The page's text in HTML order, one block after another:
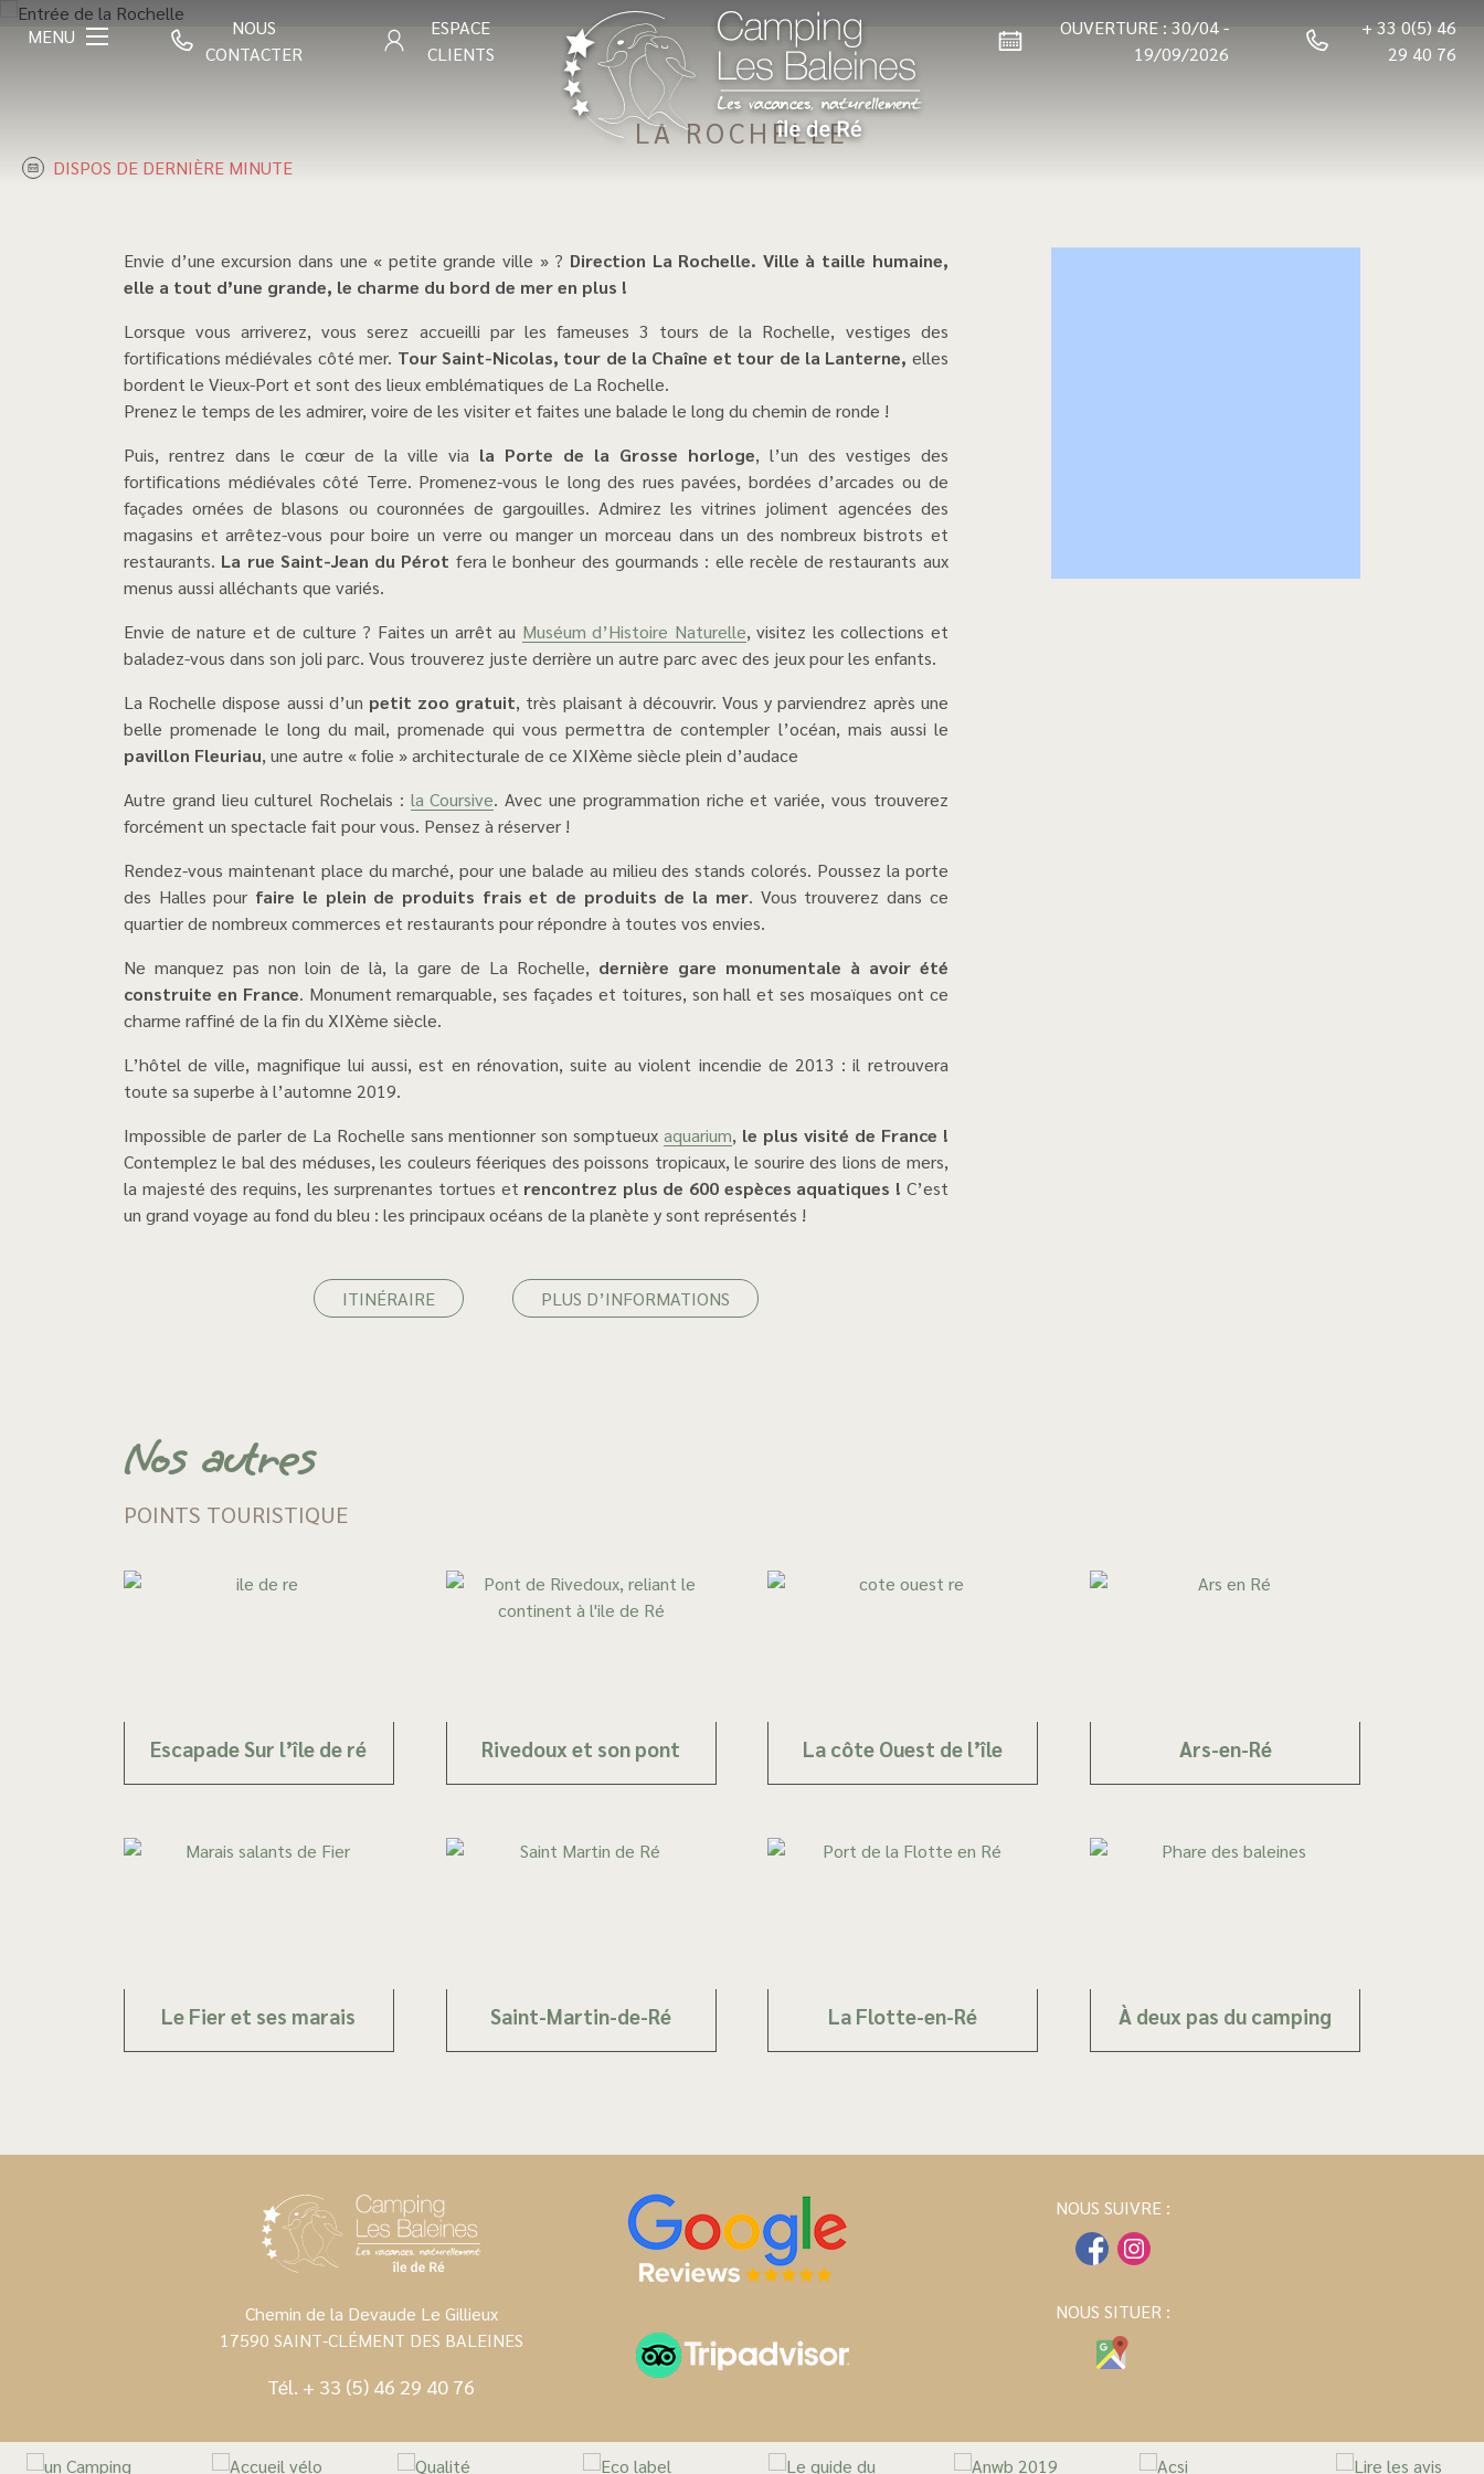
MENU
NOUS
CONTACTER
ESPACE
CLIENTS
OUVERTURE : 30/04 -
19/09/2026
+ 33 0(5) 46
29 40 76
DISPOS DE DERNIÈRE MINUTE
LA ROCHELLE
Envie d’une excursion dans une « petite grande ville » ? Direction La Rochelle. Ville à taille humaine,
elle a tout d’une grande, le charme du bord de mer en plus !
Lorsque vous arriverez, vous serez accueilli par les fameuses 3 tours de la Rochelle, vestiges des
fortifications médiévales côté mer. Tour Saint-Nicolas, tour de la Chaîne et tour de la Lanterne, elles
bordent le Vieux-Port et sont des lieux emblématiques de La Rochelle.
Prenez le temps de les admirer, voire de les visiter et faites une balade le long du chemin de ronde !
Puis, rentrez dans le cœur de la ville via la Porte de la Grosse horloge, l’un des vestiges des
fortifications médiévales côté Terre. Promenez-vous le long des rues pavées, bordées d’arcades ou de
façades ornées de blasons ou couronnées de gargouilles. Admirez les vitrines joliment agencées des
magasins et arrêtez-vous pour boire un verre ou manger un morceau dans un des nombreux bistrots et
restaurants. La rue Saint-Jean du Pérot fera le bonheur des gourmands : elle recèle de restaurants aux
menus aussi alléchants que variés.
Envie de nature et de culture ? Faites un arrêt au Muséum d’Histoire Naturelle, visitez les collections et
baladez-vous dans son joli parc. Vous trouverez juste derrière un autre parc avec des jeux pour les enfants.
La Rochelle dispose aussi d’un petit zoo gratuit, très plaisant à découvrir. Vous y parviendrez après une
belle promenade le long du mail, promenade qui vous permettra de contempler l’océan, mais aussi le
pavillon Fleuriau, une autre « folie » architecturale de ce XIXème siècle plein d’audace
Autre grand lieu culturel Rochelais : la Coursive. Avec une programmation riche et variée, vous trouverez
forcément un spectacle fait pour vous. Pensez à réserver !
Rendez-vous maintenant place du marché, pour une balade au milieu des stands colorés. Poussez la porte
des Halles pour faire le plein de produits frais et de produits de la mer. Vous trouverez dans ce
quartier de nombreux commerces et restaurants pour répondre à toutes vos envies.
Ne manquez pas non loin de là, la gare de La Rochelle, dernière gare monumentale à avoir été
construite en France. Monument remarquable, ses façades et toitures, son hall et ses mosaïques ont ce
charme raffiné de la fin du XIXème siècle.
L’hôtel de ville, magnifique lui aussi, est en rénovation, suite au violent incendie de 2013 : il retrouvera
toute sa superbe à l’automne 2019.
Impossible de parler de La Rochelle sans mentionner son somptueuxaquarium, le plus visité de France !
Contemplez le bal des méduses, les couleurs féeriques des poissons tropicaux, le sourire des lions de mers,
la majesté des requins, les surprenantes tortues et rencontrez plus de 600 espèces aquatiques ! C’est
un grand voyage au fond du bleu : les principaux océans de la planète y sont représentés !
ITINÉRAIRE PLUS D’INFORMATIONS
Nos autres
POINTS TOURISTIQUE
Escapade Sur l’île de ré Rivedoux et son pont La côte Ouest de l’île Ars-en-Ré
Le Fier et ses marais Saint-Martin-de-Ré La Flotte-en-Ré À deux pas du camping
Chemin de la Devaude Le Gillieux
17590 SAINT-CLÉMENT DES BALEINES
Tél. + 33 (5) 46 29 40 76
NOUS SUIVRE :
NOUS SITUER :